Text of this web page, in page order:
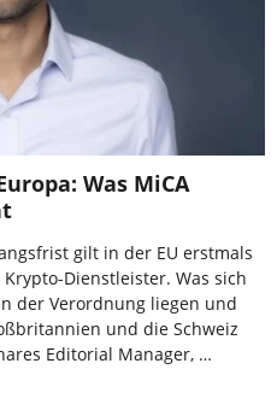
Was MiCA
gilt in der EU erstmals
Dienstleister. Was sich
der Verordnung liegen und
und die Schweiz
Editorial Manager, …